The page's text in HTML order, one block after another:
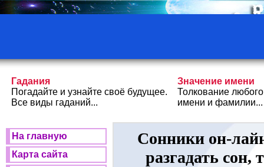
Гадания
Погадайте и узнайте своё будущее.
Все виды гаданий...
Значение имени
Толкование любого
имени и фамилии...
На главную
Карта сайта
Сонники он-
разгадать сон,